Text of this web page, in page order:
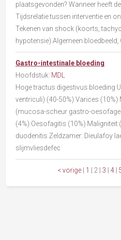
plaatsgevonden? Wanneer heeft
Tijdsrelatie tussen interventie en
Tekenen van shock (koorts,
hypotensie).Algemeen bloedbeeld,
Gastro-intestinale bloeding
Hoofdstuk: MDL
Hoge tractus digestivus bloeding
ventriculi) (40-50%) Varices (10%)
(mucosa-scheur gastro-
(4%) Oesofagitis (10%)
duodenitis Zeldzamer: Dieulafoy
slijmvliesdefec
< vorige| 1 2 3 4|